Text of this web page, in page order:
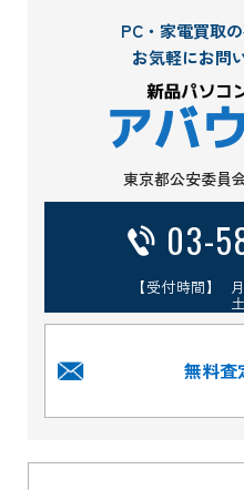
PC・家電買取
お気軽にお問
東京都公安委員
03-
【受付時間】
無料査